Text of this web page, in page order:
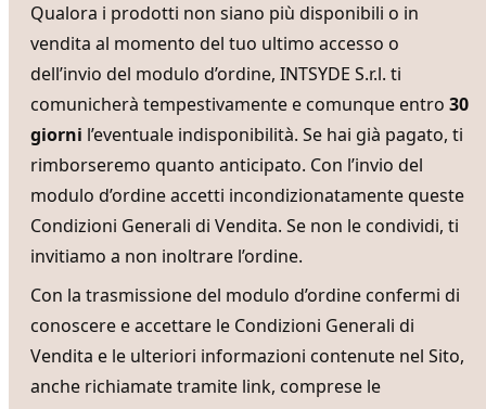
Qualora i prodotti non siano più disponibili o in
vendita al momento del tuo ultimo accesso o
dell’invio del modulo d’ordine, INTSYDE S.r.l. ti
comunicherà tempestivamente e comunque entro 30
giorni l’eventuale indisponibilità. Se hai già pagato, ti
rimborseremo quanto anticipato. Con l’invio del
modulo d’ordine accetti incondizionatamente queste
Condizioni Generali di Vendita. Se non le condividi, ti
invitiamo a non inoltrare l’ordine.
Con la trasmissione del modulo d’ordine confermi di
conoscere e accettare le Condizioni Generali di
Vendita e le ulteriori informazioni contenute nel Sito,
anche richiamate tramite link, comprese le